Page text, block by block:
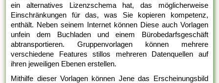
ein alternatives Lizenzschema hat, das möglicherweise
Einschränkungen für das, was Sie kopieren kompetenz,
enthält. Neben seinem Internet können Diese auch Vorlagen
unfein dem Buchladen und einem Bürobedarfsgeschäft
abtransportieren. Gruppenvorlagen können mehrere
verschiedene Features stillos mehreren Datenquellen auf
ihren jeweiligen Ebenen erstellen.
Mithilfe dieser Vorlagen können Jene das Erscheinungsbild